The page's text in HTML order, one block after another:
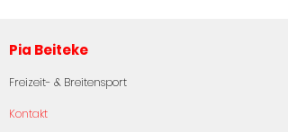
Pia Beiteke
Freizeit- & Breitensport
Kontakt